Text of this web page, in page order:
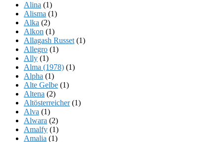
Alina (1)
Alisma (1)
Alka (2)
Alkon (1)
Allagash Russet (1)
Allegro (1)
Ally (1)
Alma (1978) (1)
Alpha (1)
Alte Gelbe (1)
Altena (2)
Altösterreicher(1)
Alva (1)
Alwara (2)
Amalfy (1)
Amalia (1)